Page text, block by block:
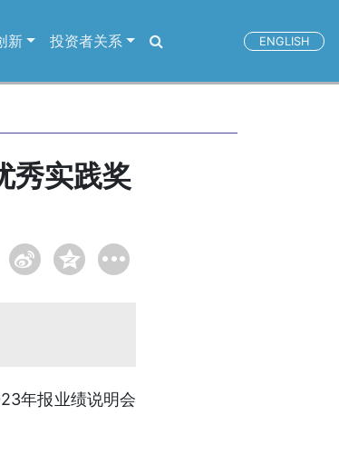
新 投资者关系 ENGLISH
秀实践奖
年报业绩说明会